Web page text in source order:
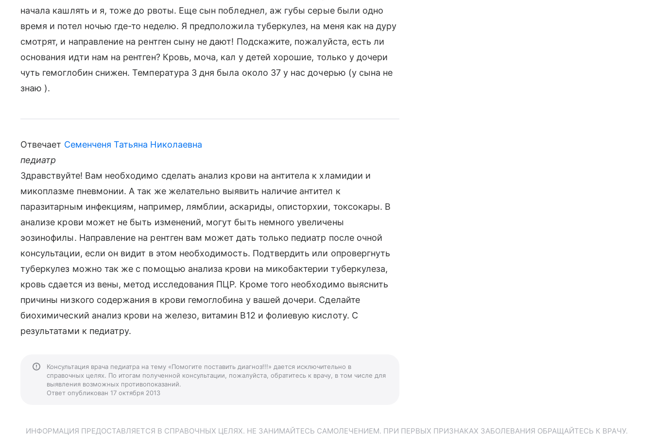
начала кашлять и я, тоже до рвоты. Еще сын побледнел, аж губы серые были одно
время и потел ночью где-то неделю. Я предположила туберкулез, на меня как на дуру
смотрят, и направление на рентген сыну не дают! Подскажите, пожалуйста, есть ли
основания идти нам на рентген? Кровь, моча, кал у детей хорошие, только у дочери
чуть гемоглобин снижен. Температура 3 дня была около 37 у нас дочерью (у сына не
знаю ).
Отвечает Семенченя Татьяна Николаевна
педиатр
Здравствуйте! Вам необходимо сделать анализ крови на антитела к хламидии и
микоплазме пневмонии. А так же желательно выявить наличие антител к
паразитарным инфекциям, например, лямблии, аскариды, описторхии, токсокары. В
анализе крови может не быть изменений, могут быть немного увеличены
эозинофилы. Направление на рентген вам может дать только педиатр после очной
консультации, если он видит в этом необходимость. Подтвердить или опровергнуть
туберкулез можно так же с помощью анализа крови на микобактерии туберкулеза,
кровь сдается из вены, метод исследования ПЦР. Кроме того необходимо выяснить
причины низкого содержания в крови гемоглобина у вашей дочери. Сделайте
биохимический анализ крови на железо, витамин В12 и фолиевую кислоту. С
результатами к педиатру.
Консультация врача педиатра на тему «Помогите поставить диагноз!!!» дается исключительно в
справочных целях. По итогам полученной консультации, пожалуйста, обратитесь к врачу, в том числе для
выявления возможных противопоказаний.
Ответ опубликован 17 октября 2013
ИНФОРМАЦИЯ ПРЕДОСТАВЛЯЕТСЯ В СПРАВОЧНЫХ ЦЕЛЯХ. НЕ ЗАНИМАЙТЕСЬ САМОЛЕЧЕНИЕМ. ПРИ ПЕРВЫХ ПРИЗНАКАХ ЗАБОЛЕВАНИЯ ОБРАЩАЙТЕСЬ К ВРАЧУ.